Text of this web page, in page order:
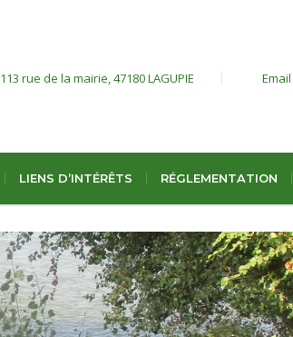
113 rue de la mairie, 47180 LAGUPIE Email
LIENS D’INTÉRÊTS RÉGLEMENTATION